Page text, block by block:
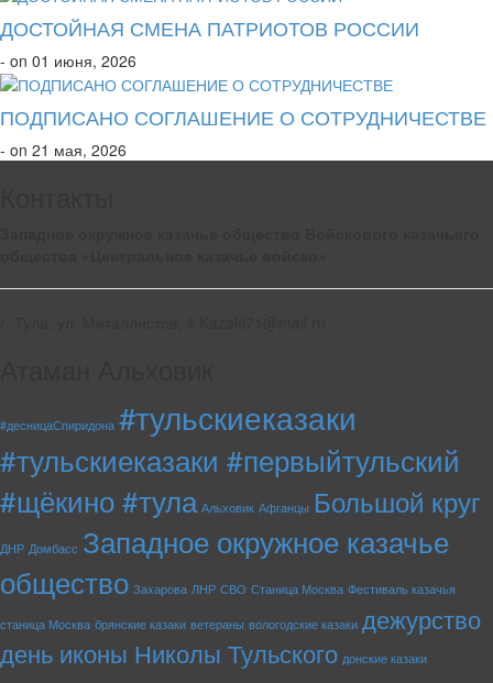
ДОСТОЙНАЯ СМЕНА ПАТРИОТОВ РОССИИ
- on 01 июня, 2026
ПОДПИСАНО СОГЛАШЕНИЕ О СОТРУДНИЧЕСТВЕ
- on 21 мая, 2026
#десницаСпиридона #тульскиеказаки
#тульскиеказаки #первыйтульский
#щёкино #тула Альховик Афганцы Большой круг
ДНР Домбасс Западное окружное казачье
общество Захарова ЛНР СВО Станица Москва Фестиваль казачья
станица Москва брянские казаки ветераны вологодские казаки дежурство
день иконы Николы Тульского донские казаки